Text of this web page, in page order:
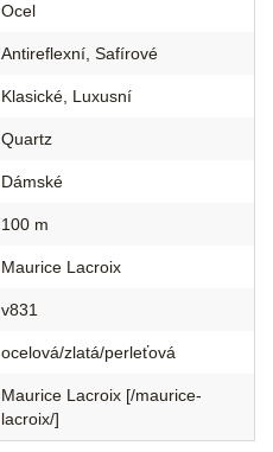
Ocel
Antireflexní Safírové
Klasické Luxusní
Quartz
Dámské
100 m
Maurice Lacroix
v831
ocelová/zlatá/perleťová
Maurice Lacroix [/maurice-
lacroix/]